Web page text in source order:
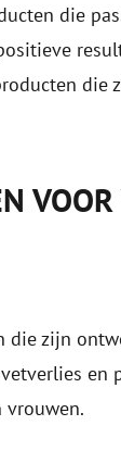
die
die
die zijn
en
vrouwen.